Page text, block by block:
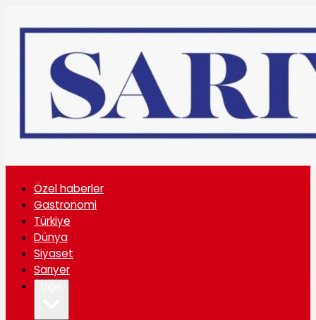
Özel haberler
Gastronomi
Türkiye
Dünya
Siyaset
Sarıyer